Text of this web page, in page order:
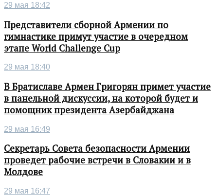
29 мая 18:42
Представители сборной Армении по
гимнастике примут участие в очередном
этапе World Challenge Cup
29 мая 18:40
В Братиславе Армен Григорян примет участие
в панельной дискуссии, на которой будет и
помощник президента Азербайджана
29 мая 16:49
Секретарь Совета безопасности Армении
проведет рабочие встречи в Словакии и в
Молдове
29 мая 16:47